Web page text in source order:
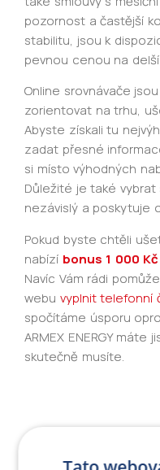
pozornost a častější
stabilitu, jsou k
pevnou cenou na
Online srovnávače
zorientovat na trhu,
Abyste získali tu
zadat přesné
si místo výhodných
Důležité je také vybrat
nezávislý a poskytuje
Pokud byste chtěli
nabízí bonus 1 000 Kč
Navíc Vám rádi
webu vyplnit telefonní
spočítáme úsporu
ARMEX ENERGY
skutečně musíte.